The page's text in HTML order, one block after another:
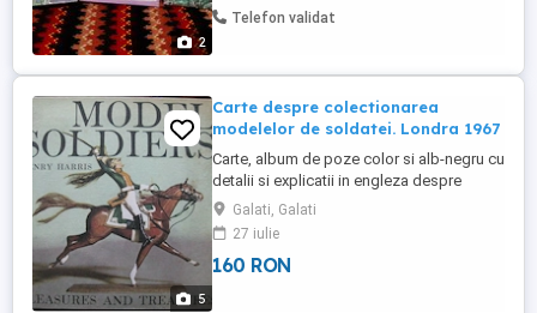
2
Telefon validat
5
Carte despre colectionarea
modelelor de soldatei. Londra 1967
Carte, album de poze color si alb-negru cu
detalii si explicatii in engleza despre
placerea de a colectiona modele de
soldatei, o adevarata "comoara", carte
tiparita la Londra in anul 1967: "Model
Soldiers. Pleasures and Treasures", autor
Galati, Galati
27 iulie
160 RON